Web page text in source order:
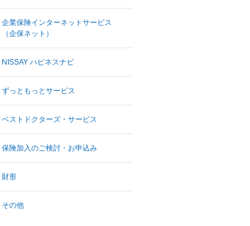
企業保険インターネットサービス
（企保ネット）
NISSAY ハピネスナビ
ずっともっとサービス
ベストドクターズ・サービス
保険加入のご検討・お申込み
財形
その他